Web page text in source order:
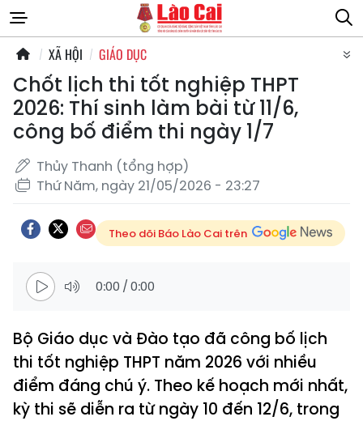
XÃ HỘI GIÁO DỤC
Chốt lịch thi tốt nghiệp THPT
2026: Thí sinh làm bài từ 11/6,
công bố điểm thi ngày 1/7
Thủy Thanh (tổng hợp)
Thứ Năm, ngày 21/05/2026 - 23:27
Theo dõi Báo Lào Cai trên
0:00 /0:00
Bộ Giáo dục và Đào tạo đã công bố lịch
thi tốt nghiệp THPT năm 2026 với nhiều
điểm đáng chú ý. Theo kế hoạch mới nhất,
kỳ thi sẽ diễn ra từ ngày 10 đến 12/6, trong